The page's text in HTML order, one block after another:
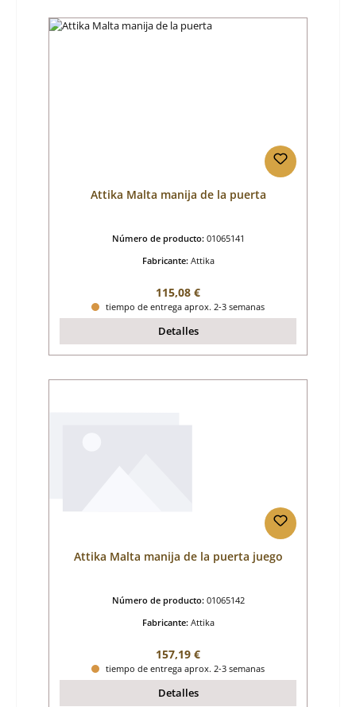
Attika Malta manija de la puerta
Número de producto: 01065141
Fabricante: Attika
Precio normal:
115,08 €
tiempo de entrega aprox. 2-3 semanas
Detalles
Attika Malta manija de la puerta juego
Número de producto: 01065142
Fabricante: Attika
Precio normal:
157,19 €
tiempo de entrega aprox. 2-3 semanas
Detalles